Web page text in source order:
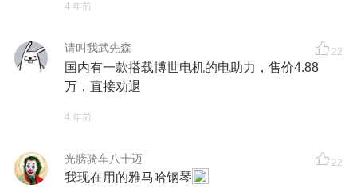
4 年前
请叫我武先森 22
国内有一款搭载博世电机的电助力，售价4.88
万，直接劝退
4 年前
光膀骑车八十迈 22
我现在用的雅马哈钢琴